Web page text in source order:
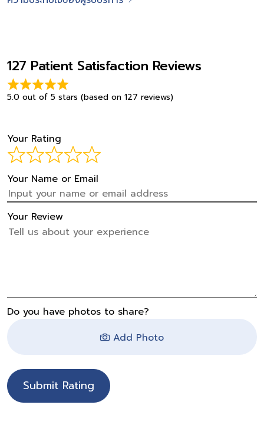
127 Patient Satisfaction Reviews
5.0 out of 5 stars (based on 127 reviews)
Your Rating
Your Name or Email
Your Review
Do you have photos to share?
Add Photo
Submit Rating